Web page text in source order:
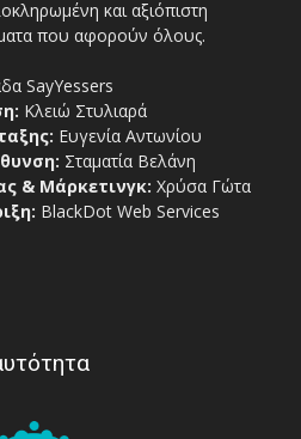
και αξιόπιστη
που αφορούν όλους.
SayYessers
Κλειώ Στυλιαρά
Ευγενία Αντωνίου
Σταματία Βελάνη
& Μάρκετινγκ: Χρύσα Γώτα
BlackDot Web Services